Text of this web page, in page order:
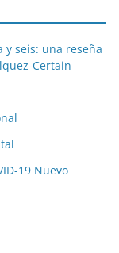
y seis: una reseña
Certain
19 Nuevo